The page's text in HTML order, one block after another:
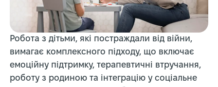
Робота з дітьми, які постраждали від війни,
вимагає комплексного підходу, що включає
емоційну підтримку, терапевтичні втручання,
роботу з родиною та інтеграцію у соціальне